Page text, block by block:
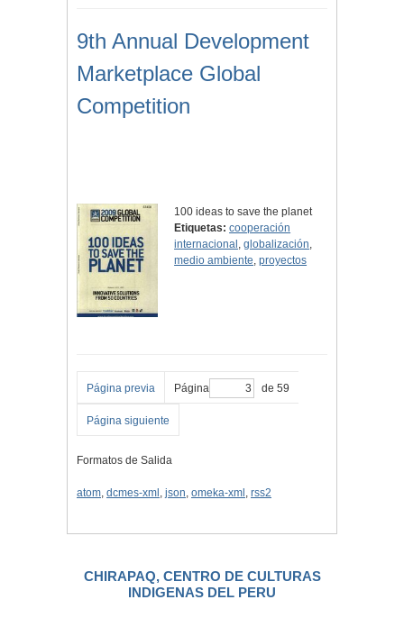
9th Annual Development
Marketplace Global
Competition
100 ideas to save the planet
Etiquetas: cooperación
internacional ,globalización,
medio ambiente,proyectos
Página previa Página de 59
Página siguiente
Formatos de Salida
atom, dcmes-xml , json, omeka-xml , rss2
CHIRAPAQ, CENTRO DE CULTURAS
INDIGENAS DEL PERU